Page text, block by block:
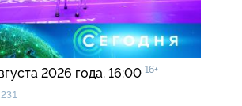
2026 года. 16:00 16+